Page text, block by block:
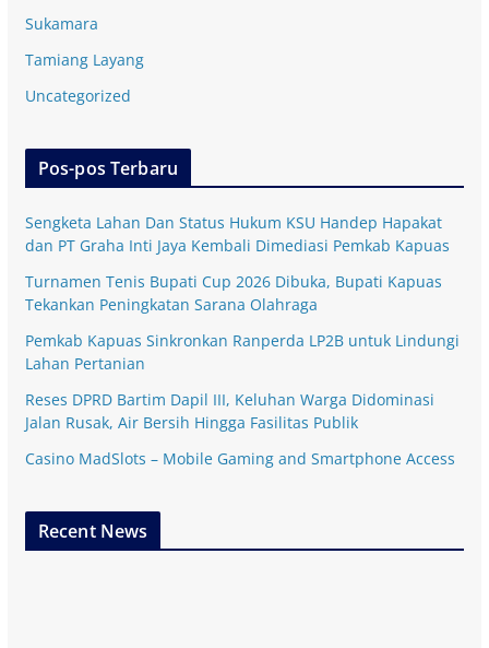
Sukamara
Tamiang Layang
Uncategorized
Pos-pos Terbaru
Sengketa Lahan Dan Status Hukum KSU Handep Hapakat
dan PT Graha Inti Jaya Kembali Dimediasi Pemkab Kapuas
Turnamen Tenis Bupati Cup 2026 Dibuka, Bupati Kapuas
Tekankan Peningkatan Sarana Olahraga
Pemkab Kapuas Sinkronkan Ranperda LP2B untuk Lindungi
Lahan Pertanian
Reses DPRD Bartim Dapil III, Keluhan Warga Didominasi
Jalan Rusak, Air Bersih Hingga Fasilitas Publik
Casino MadSlots – Mobile Gaming and Smartphone Access
Recent News